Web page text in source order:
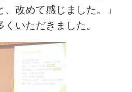
改めて感じました。」
いただきました。